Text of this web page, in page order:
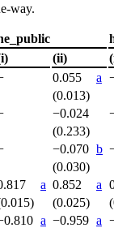
way.
(ii)
0.055 a
(0.013)
−0.024
(0.233)
−0.070 b
(0.030)
a 0.852 a
(0.025)
a −0.959 a